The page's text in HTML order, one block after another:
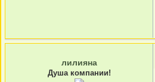
лилияна
Душа компании!